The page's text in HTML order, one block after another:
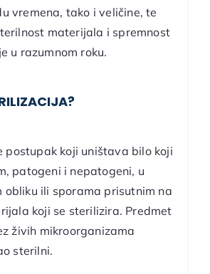
vremena, tako i veličine, te
materijala i spremnost
u razumnom roku.
postupak koji uništava bilo koji
patogeni i nepatogeni, u
obliku ili sporama prisutnim na
koji se sterilizira. Predmet
živih mikroorganizama
sterilni.